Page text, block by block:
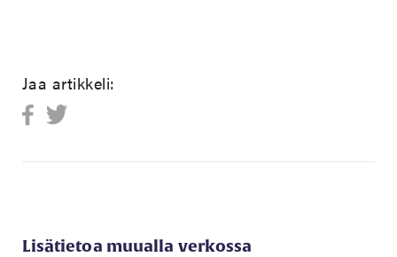
Jaa artikkeli:
Lisätietoa muualla verkossa